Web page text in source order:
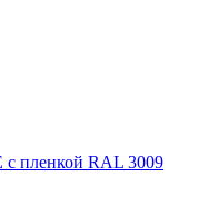
с пленкой RAL 3009